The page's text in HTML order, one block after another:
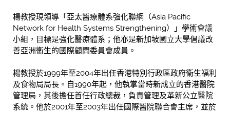
楊教授現領導「亞太醫療體系強化聯網（Asia Pacific
Network for Health Systems Strengthening）」學術會議
小組，目標是強化醫療體系；他亦是新加坡國立大學倡議改
善亞洲衞生的國際顧問委員會成員。
楊教授於1999年至2004年出任香港特別行政區政府衞生福利
及食物局局長。自1990年起，他執掌當時新成立的香港醫院
管理局，其後擔任首任行政總裁，負責管理及革新公立醫院
系統。他於2001年至2003年出任國際醫院聯合會主席，並於